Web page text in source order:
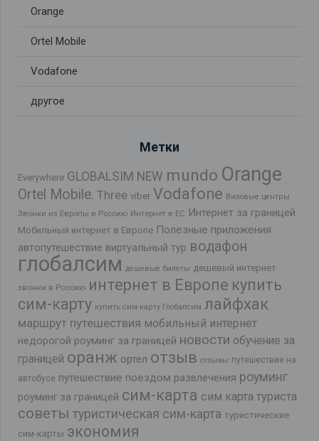
Orange
Ortel Mobile
Vodafone
другое
Метки
Everywhere GLOBALSIM NEW mundo Orange
Ortel Mobile. Three viber Vodafone Визовые центры
Звонки из Европы в Россию Интернет в ЕС Интернет за границей
Мобильный интернет в Европе Полезные приложения
автопутешествие виртуальный тур водафон
глобалсим дешевые билеты дешевый интернет
звонки в Россию интернет в Европе купить
сим-карту купить сим-карту Глобалсим лайфхак
маршрут путешествия мобильный интернет
недорогой роуминг за границей новости обучение за
границей оранж ортел отзыв отзывы путешествие на
автобусе путешествие поездом развлечения роуминг
роуминг за границей сим-карта сим карта туриста
советы туристическая сим-карта туристические
сим-карты экономия